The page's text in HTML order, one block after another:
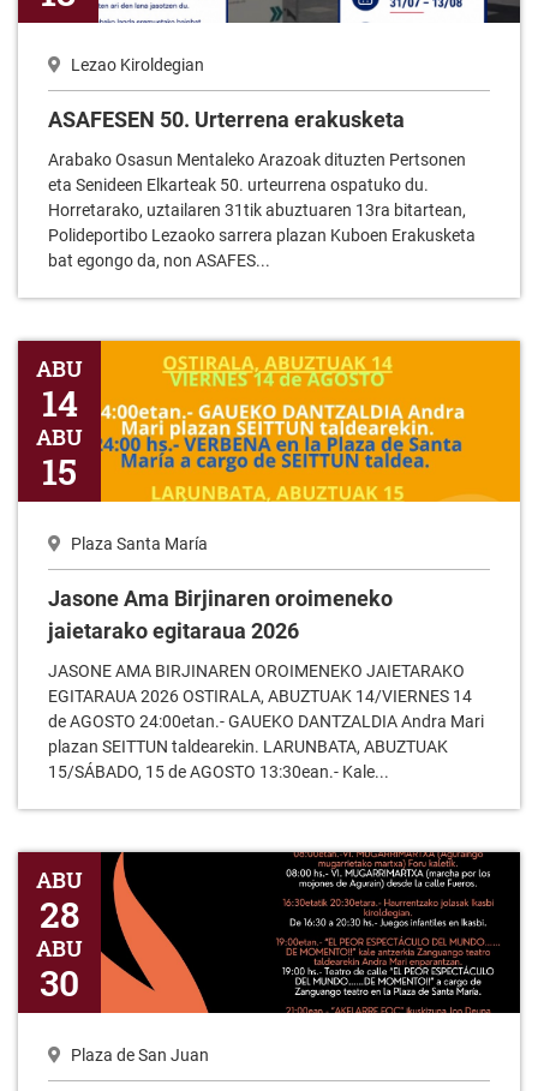
eta Senideen Elkarteak 50. urteurrena ospatuko du.
Horretarako, uztailaren 31tik abuztuaren 13ra bitartean,
Polideportibo Lezaoko sarrera plazan Kuboen Erakusketa
bat egongo da, non ASAFES...
Jasone Ama Birjinaren oroimeneko jaietarako egitaraua 2026
14
ABU
15
jaietarako egitaraua 2026
EGITARAUA 2026 OSTIRALA, ABUZTUAK 14/VIERNES 14
de AGOSTO 24:00etan.- GAUEKO DANTZALDIA Andra Mari
plazan SEITTUN taldearekin. LARUNBATA, ABUZTUAK
15/SÁBADO, 15 de AGOSTO 13:30ean.- Kale...
Lepamostutako Jon deuna 2026
28
ABU
30